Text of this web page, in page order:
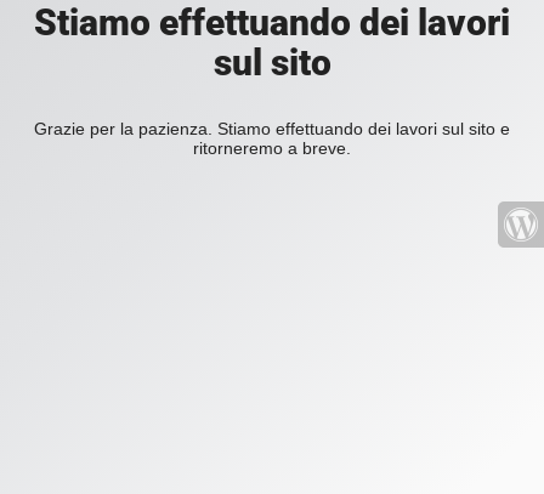
Stiamo effettuando dei lavori
sul sito
Grazie per la pazienza. Stiamo effettuando dei lavori sul sito e
ritorneremo a breve.